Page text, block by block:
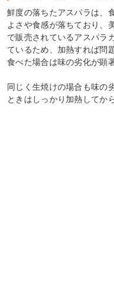
鮮度の落ちたアスパラは、
よさや食感が落ちており、
で販売されているアスパラ
ているため、加熱すれば問
食べた場合は味の劣化が顕
同じく生焼けの場合も味の
ときはしっかり加熱してか